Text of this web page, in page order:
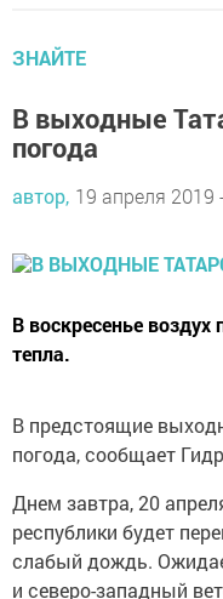
ЗНАЙТЕ
В выходные
погода
автор, 19 апреля 2019
В воскресенье воздух
тепла.
В предстоящие
погода, сообщает
Днем завтра, 20
республики будет
слабый дождь.
и северо-западный